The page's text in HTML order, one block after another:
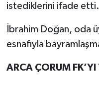
istediklerini ifade etti.
İbrahim Doğan, oda
esnafıyla
ARCA ÇORUM FK’YI